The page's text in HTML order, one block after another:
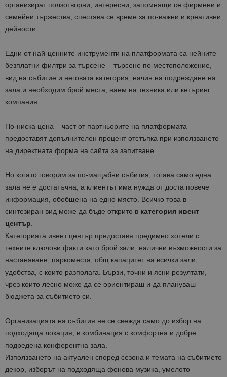
организират ползотворни, интересни, запомнящи се фирмени и
семейни тържества, спестява се време за по-важни и креативни
дейности.
Едни от най-ценните инструменти на платформата са нейните
безплатни филтри за търсене – търсене по местоположение,
вид на събитие и неговата категория, начин на подреждане на
зала и необходим брой места, наем на техника или кетъринг
компания.
По-ниска цена – част от партньорите на платформата
предоставят допълнителен процент отстъпка при използването
на директната форма на сайта за запитване.
Но когато говорим за по-мащабни събития, тогава само една
зала не е достатъчна, а клиентът има нужда от доста повече
информация, обобщена на едно място. Всичко това в
синтезиран вид може да бъде открито в категория ивент
център.
Категорията ивент център предоставя предимно хотели с
техните ключови факти като брой зали, налични възможности за
настаняване, паркоместа, общ капацитет на всички зали,
удобства, с които разполага. Бързи, точни и ясни резултати,
чрез които лесно може да се ориентираш и да плануваш
бюджета за събитието си.
Организацията на събития не се свежда само до избор на
подходяща локация, в комбинация с комфортна и добре
подредена конферентна зала.
Използването на актуален според сезона и темата на събитието
декор, изборът на подходяща фонова музика, умелото